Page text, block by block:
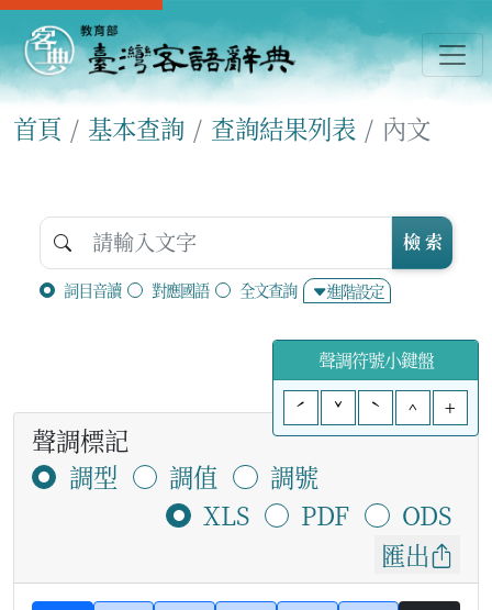
首頁 基本查詢 查詢結果列表 內文
詞目音讀 對應國語 全文查詢 進階設定
檢 索
聲調符號小鍵盤
ˊ
ˇ ˋ ^ +
聲調標記
調型
調值
調號
XLS
PDF
ODS
匯出